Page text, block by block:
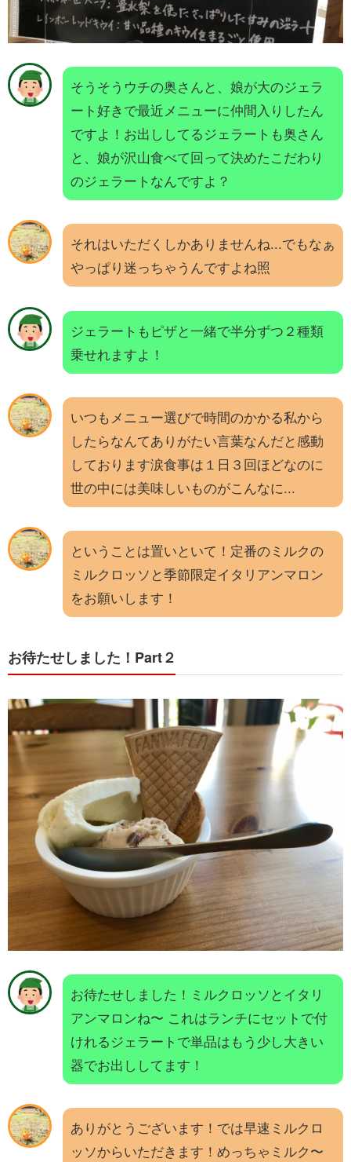
そうそうウチの奥さんと、娘が大のジェラ
ート好きで最近メニューに仲間入りしたん
ですよ！お出ししてるジェラートも奥さん
と、娘が沢山食べて回って決めたこだわり
のジェラートなんですよ？
それはいただくしかありませんね...でもなぁ
やっぱり迷っちゃうんですよね照
ジェラートもピザと一緒で半分ずつ２種類
乗せれますよ！
いつもメニュー選びで時間のかかる私から
したらなんてありがたい言葉なんだと感動
しております涙食事は１日３回ほどなのに
世の中には美味しいものがこんなに...
ということは置いといて！定番のミルクの
ミルクロッソと季節限定イタリアンマロン
をお願いします！
お待たせしました！Part２
お待たせしました！ミルクロッソとイタリ
アンマロンね〜 これはランチにセットで付
けれるジェラートで単品はもう少し大きい
器でお出ししてます！
ありがとうございます！では早速ミルクロ
ッソからいただきます！めっちゃミルク〜